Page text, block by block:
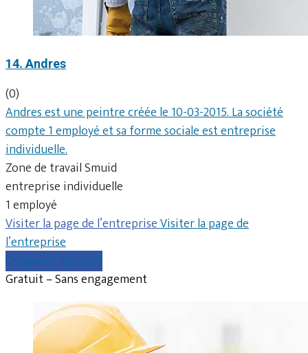
14. Andres
(0)
Andres est une peintre créée le 10-03-2015. La société
compte 1 employé et sa forme sociale est entreprise
individuelle.
Zone de travail Smuid
entreprise individuelle
1 employé
Visiter la page de l’entrepriseVisiter la page de
l’entreprise
Comparer les devis
Gratuit – Sans engagement